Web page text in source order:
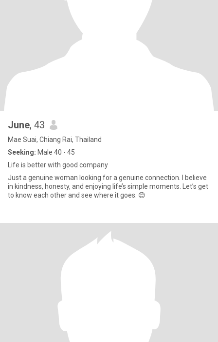
June, 43
Mae Suai, Chiang Rai, Thailand
Seeking: Male 40 - 45
Life is better with good company
Just a genuine woman looking for a genuine connection. I believe
in kindness, honesty, and enjoying life’s simple moments. Let’s get
to know each other and see where it goes. 😊